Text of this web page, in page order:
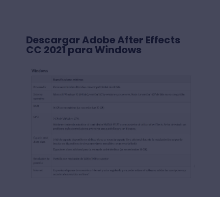
Descargar Adobe After Effects
CC 2021 para Windows